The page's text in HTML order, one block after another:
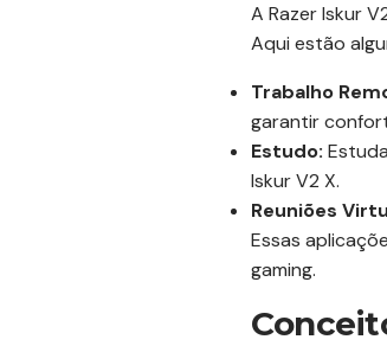
A Razer Iskur
Aqui estão
Trabalho
garantir
Estudo:
Iskur V2 X.
Reuniões
Essas
gaming.